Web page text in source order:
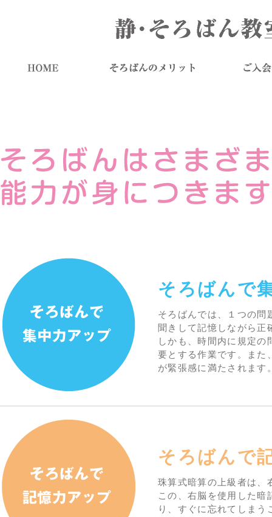
そろばんで
そろばんでは、１つの問
聞きして記憶しながら正
しかも、時間内に規定
要とする作業です。また
が緊張感に満たされます
そろばんで
珠算式暗算の上級者は、
この、右脳を使用した暗
り、すぐに忘れてしま